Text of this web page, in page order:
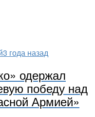
3 года назад
одержал
победу над
Армией»